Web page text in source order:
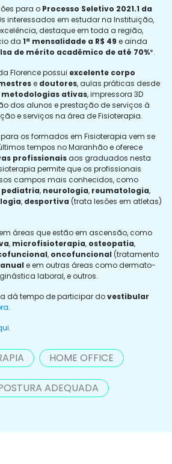
para o Processo Seletivo 2021.1 da
interessados em estudar na Instituição,
destaque em toda a região,
da 1ª mensalidade a R$ 49 e ainda
de mérito acadêmico de até 70%*.
Florence possui excelente corpo
e doutores, aulas práticas desde
metodologias ativas, impressora 3D
dos alunos e prestação de serviços à
e serviços na área de Fisioterapia.
os formados em Fisioterapia vem se
tempos no Maranhão e oferece
profissionaisaos graduados nesta
permite que os profissionais
campos mais conhecidos, como
pediatria, neurologia, reumatologia,
, desportiva (trata lesões em atletas)
áreas que estão em ascensão, como
, microfisioterapia, osteopatia,
, oncofuncional (tratamento
e em outras áreas como dermato-
laboral, e outros.
dá tempo de participar dovestibular
.
.
HOME OFFICE
ADEQUADA